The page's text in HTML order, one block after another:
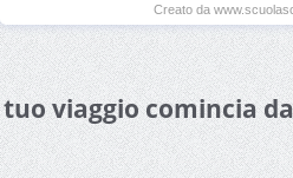
Creato da
viaggio comincia